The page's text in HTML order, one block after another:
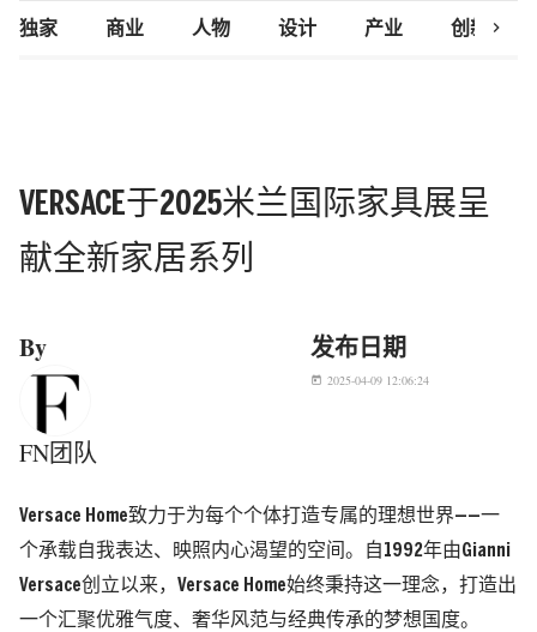
独家 商业 人物 设计 产业 创新研究
chevron_right
VERSACE于2025米兰国际家具展呈
献全新家居系列
By
FN团队
发布日期
today 2025-04-09 12:06:24
Versace Home致力于为每个个体打造专属的理想世界——一
个承载自我表达、映照内心渴望的空间。自1992年由Gianni
Versace创立以来，Versace Home始终秉持这一理念，打造出
一个汇聚优雅气度、奢华风范与经典传承的梦想国度。